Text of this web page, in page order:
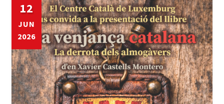
12
JUN
2026